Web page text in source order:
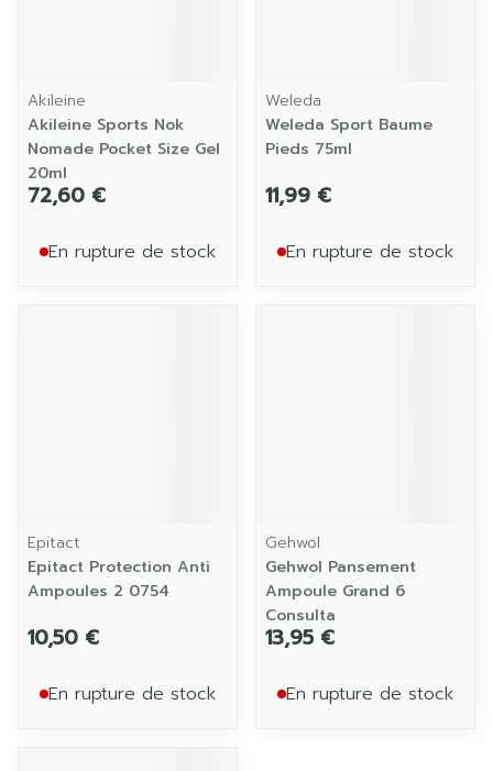
Akileine
Akileine Sports Nok
Nomade Pocket Size Gel
20ml
72,60 €
En rupture de stock
Weleda
Weleda Sport Baume
Pieds 75ml
11,99 €
En rupture de stock
Epitact
Epitact Protection Anti
Ampoules 2 0754
10,50 €
En rupture de stock
Gehwol
Gehwol Pansement
Ampoule Grand 6
Consulta
13,95 €
En rupture de stock